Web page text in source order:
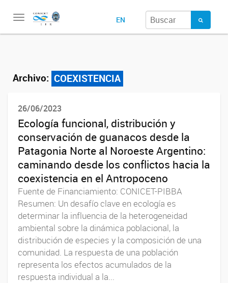
Toggle
EN
Archivo: COEXISTENCIA
26/06/2023
Ecología funcional, distribución y
conservación de guanacos desde la
Patagonia Norte al Noroeste Argentino:
caminando desde los conflictos hacia la
coexistencia en el Antropoceno
Fuente de Financiamiento: CONICET-PIBBA
Resumen: Un desafío clave en ecología es
determinar la influencia de la heterogeneidad
ambiental sobre la dinámica poblacional, la
distribución de especies y la composición de una
comunidad. La respuesta de una población
representa los efectos acumulados de la
respuesta individual a la...